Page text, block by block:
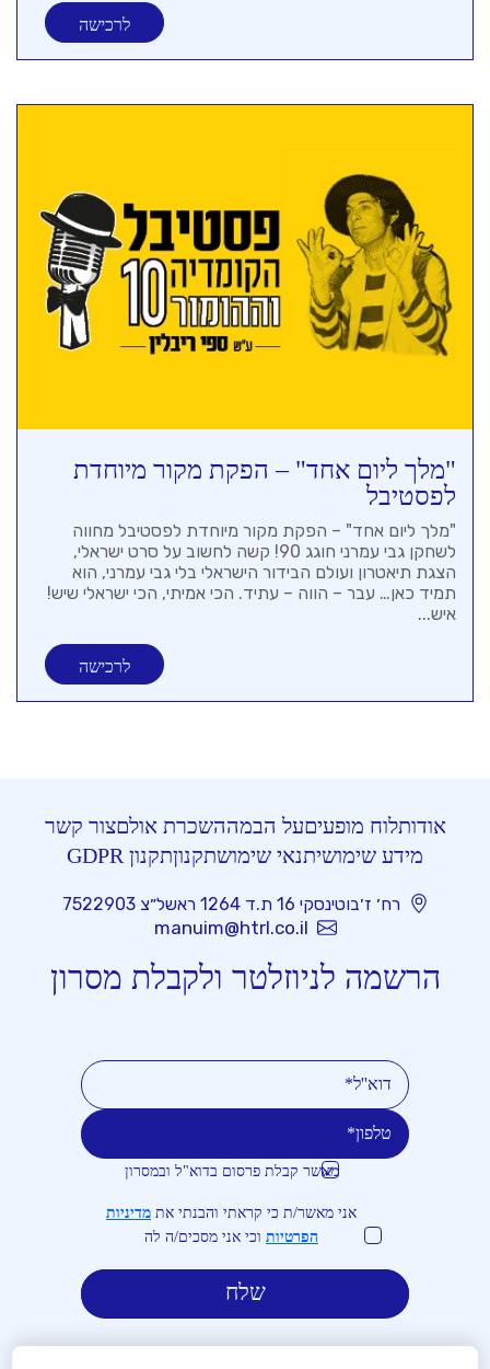
לרכישה
"מלך ליום אחד" – הפקת מקור מיוחדת
לפסטיבל
"מלך ליום אחד" – הפקת מקור מיוחדת לפסטיבל מחווה
לשחקן גבי עמרני חוגג 90! קשה לחשוב על סרט ישראלי,
הצגת תיאטרון ועולם הבידור הישראלי בלי גבי עמרני, הוא
תמיד כאן… עבר – הווה – עתיד. הכי אמיתי, הכי ישראלי שיש!
איש...
לרכישה
אודותלוח מופעיםעל הבמההשכרת אולםצור קשר
מידע שימושיתנאי שימושתקנוןתקנון GDPR
רח׳ ז׳בוטינסקי 16 ת.ד 1264 ראשל״צ 7522903
manuim@htrl.co.il
הרשמה לניוזלטר ולקבלת מסרון
מאשר קבלת פרסום בדוא"ל ובמסרון
אני מאשר/ת כי קראתי והבנתי את מדיניות
הפרטיות וכי אני מסכים/ה לה